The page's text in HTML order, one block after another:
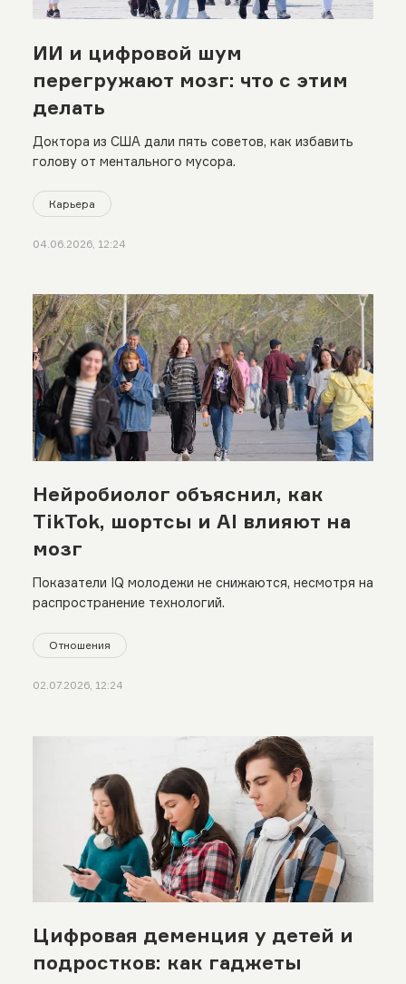
ИИ и цифровой шум
перегружают мозг: что с этим
делать
Доктора из США дали пять советов, как избавить
голову от ментального мусора.
Карьера
04.06.2026, 12:24
Нейробиолог объяснил, как
TikTok, шортсы и AI влияют на
мозг
Показатели IQ молодежи не снижаются, несмотря на
распространение технологий.
Отношения
02.07.2026, 12:24
Цифровая деменция у детей и
подростков: как гаджеты